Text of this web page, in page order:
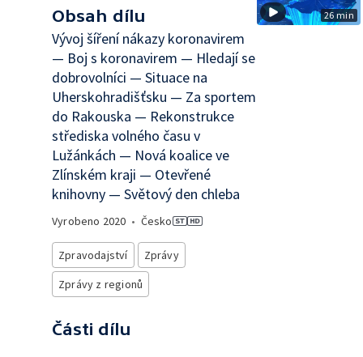
Obsah dílu
Vývoj šíření nákazy koronavirem
— Boj s koronavirem — Hledají se
dobrovolníci — Situace na
Uherskohradišťsku — Za sportem
do Rakouska — Rekonstrukce
střediska volného času v
Lužánkách — Nová koalice ve
Zlínském kraji — Otevřené
knihovny — Světový den chleba
Vyrobeno 2020 • Česko
Zpravodajství
Zprávy
Zprávy z regionů
Části dílu
26 min